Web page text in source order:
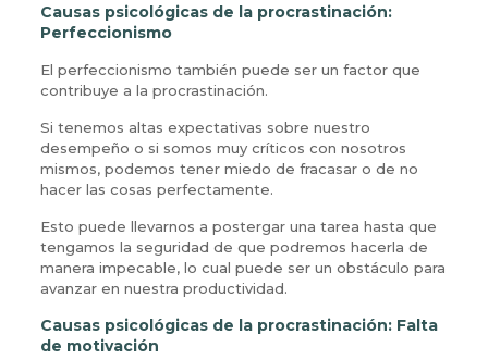
Causas psicológicas de la procrastinación:
Perfeccionismo
El perfeccionismo también puede ser un factor que
contribuye a la procrastinación.
Si tenemos altas expectativas sobre nuestro
desempeño o si somos muy críticos con nosotros
mismos, podemos tener miedo de fracasar o de no
hacer las cosas perfectamente.
Esto puede llevarnos a postergar una tarea hasta que
tengamos la seguridad de que podremos hacerla de
manera impecable, lo cual puede ser un obstáculo para
avanzar en nuestra productividad.
Causas psicológicas de la procrastinación: Falta
de motivación